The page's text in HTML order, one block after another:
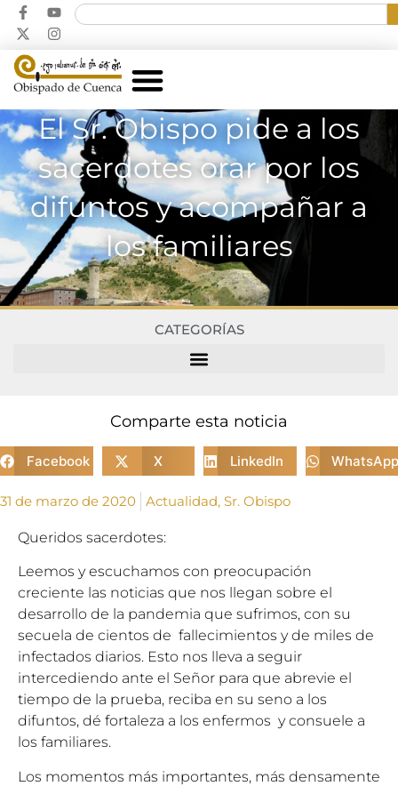
El Sr. Obispo pide a los
sacerdotes orar por los
difuntos y acompañar a
los familiares
CATEGORÍAS
Comparte esta noticia
Facebook X LinkedIn WhatsApp
31 de marzo de 2020 Actualidad, Sr. Obispo
Queridos sacerdotes:
Leemos y escuchamos con preocupación
creciente las noticias que nos llegan sobre el
desarrollo de la pandemia que sufrimos, con su
secuela de cientos de fallecimientos y de miles de
infectados diarios. Esto nos lleva a seguir
intercediendo ante el Señor para que abrevie el
tiempo de la prueba, reciba en su seno a los
difuntos, dé fortaleza a los enfermos y consuele a
los familiares.
Los momentos más importantes, más densamente